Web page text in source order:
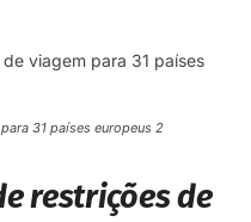
31 países europeus 2
restrições de